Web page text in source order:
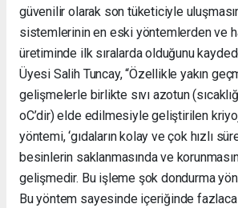
güvenilir olarak son tüketiciyle
sistemlerinin en eski yöntemlerden ve
üretiminde ilk sıralarda olduğunu
Üyesi Salih Tuncay, “Özellikle yakın
gelişmelerle birlikte sıvı azotun
oC’dir) elde edilmesiyle geliştirilen
yöntemi, ‘gıdaların kolay ve çok hızlı
besinlerin saklanmasında ve
gelişmedir. Bu işleme şok dondurma
Bu yöntem sayesinde içeriğinde fazlaca